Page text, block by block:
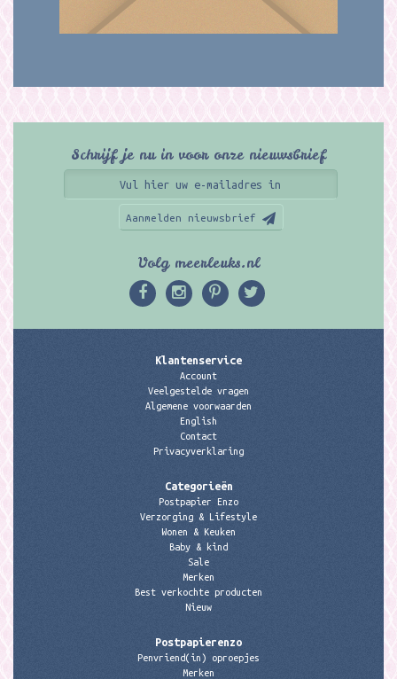
Schrijf je nu in voor onze nieuwsbrief
Aanmelden nieuwsbrief
Volg meerleuks.nl
Klantenservice
Account
Veelgestelde vragen
Algemene voorwaarden
English
Contact
Privacyverklaring
Categorieën
Postpapier Enzo
Verzorging & Lifestyle
Wonen & Keuken
Baby & kind
Sale
Merken
Best verkochte producten
Nieuw
Postpapierenzo
Penvriend(in) oproepjes
Merken